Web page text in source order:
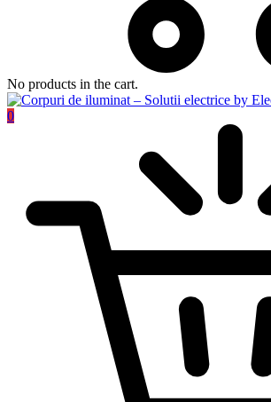
No products in the cart.
0